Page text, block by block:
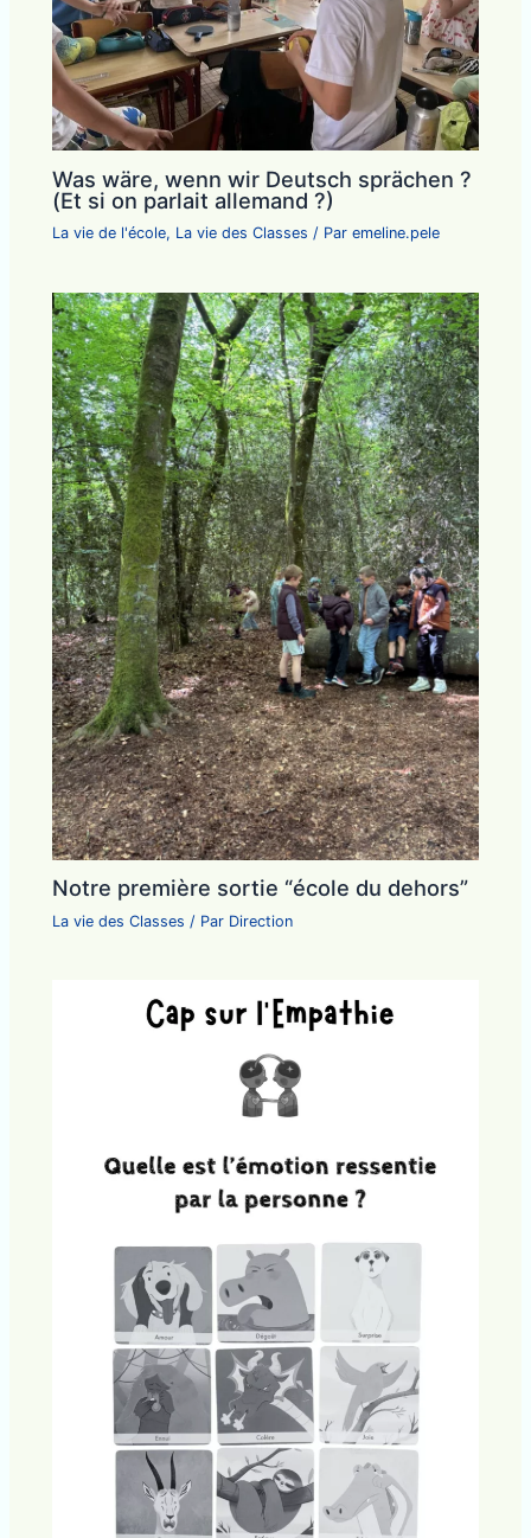
Was wäre, wenn wir Deutsch sprächen ?
(Et si on parlait allemand ?)
La vie de l'école, La vie des Classes / Paremeline.pele
Notre première sortie “école du dehors”
La vie des Classes / Par Direction